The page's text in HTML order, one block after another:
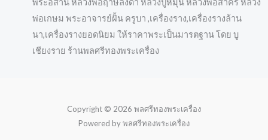
พระอีสาน หลวงพ่อฤาษีลิงดำ หลวงปู่หมุน หลวงพ่อสาคร หลวง
พ่อเกษม พระอาจารย์ฝั้น ครูบา ,เครื่องราง,เครื่องรางล้าน
นา,เครื่องรางยอดนิยม ให้ราคาพระเป็นมารตฐาน โดย บู
เชียงราย ร้านพลศรีทองพระเครื่อง
Copyright © 2026 พลศรีทองพระเครื่อง
Powered by พลศรีทองพระเครื่อง